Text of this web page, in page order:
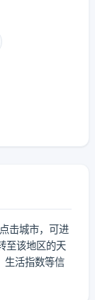
击城市，可进
至该地区的天
生活指数等信